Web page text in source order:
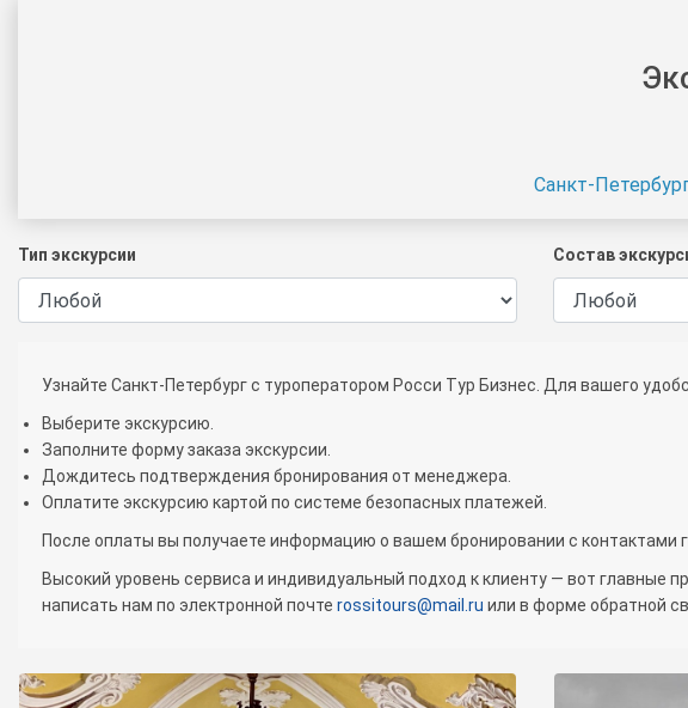
Санкт-
Тип экскурсии Состав
Узнайте Санкт-Петербург с туроператором Росси Тур Бизнес. Для вашего
Выберите экскурсию.
Заполните форму заказа экскурсии.
Дождитесь подтверждения бронирования от менеджера.
Оплатите экскурсию картой по системе безопасных платежей.
После оплаты вы получаете информацию о вашем бронировании с контактами
Высокий уровень сервиса и индивидуальный подход к клиенту — вот
написать нам по электронной почте rossitours@mail.ru или в форме обратной